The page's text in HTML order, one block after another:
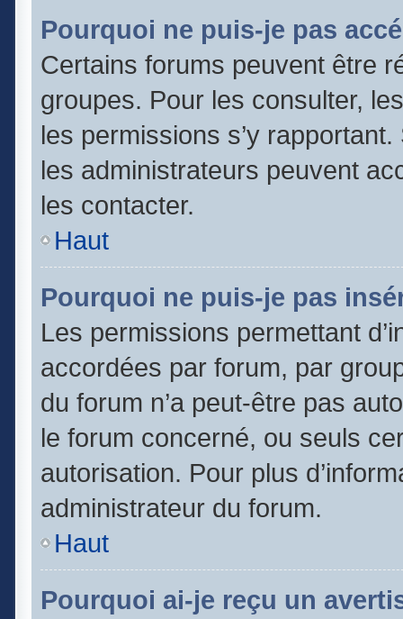
Pourquoi ne puis-je pas
Certains forums peuvent être
groupes. Pour les consulter,
les permissions s’y
les administrateurs peuvent
les contacter.
Haut
Pourquoi ne puis-je pas
Les permissions permettant
accordées par forum, par
du forum n’a peut-être pas
le forum concerné, ou seuls
autorisation. Pour plus
administrateur du forum.
Haut
Pourquoi ai-je reçu un